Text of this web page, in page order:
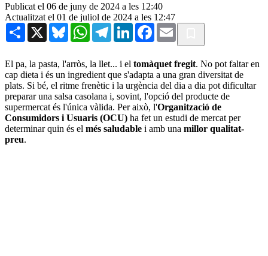
Publicat el 06 de juny de 2024 a les 12:40
Actualitzat el 01 de juliol de 2024 a les 12:47
Share X BlueskyWhatsAppTelegramLinkedInFacebook
Email
El pa, la pasta, l'arròs, la llet... i el tomàquet fregit. No pot faltar en
cap dieta i és un ingredient que s'adapta a una gran diversitat de
plats. Si bé, el ritme frenètic i la urgència del dia a dia pot dificultar
preparar una salsa casolana i, sovint, l'opció del producte de
supermercat és l'única vàlida. Per això, l'Organització de
Consumidors i Usuaris (OCU) ha fet un estudi de mercat per
determinar quin és el més saludable i amb una millor qualitat-
preu.